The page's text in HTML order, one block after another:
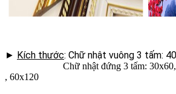
► Kích thước: Chữ nhật vuông 3 tấm:
Chữ nhật đứng 3 tấm:
, 60x120